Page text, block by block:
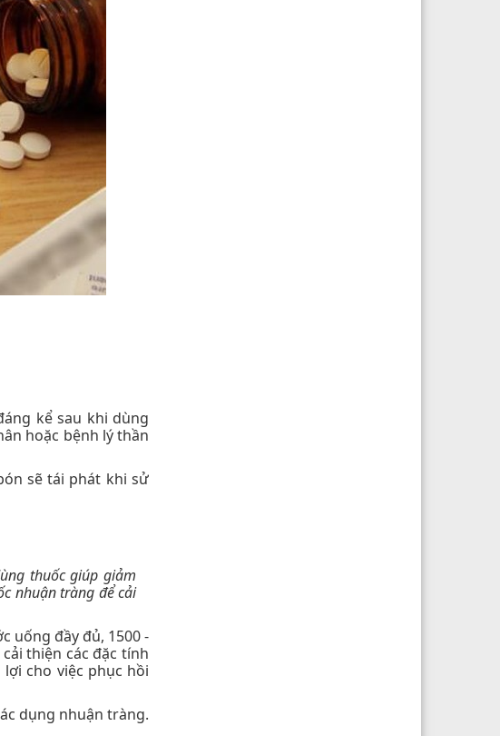
kể sau khi dùng
hoặc bệnh lý thần
sẽ tái phát khi sử
thuốc giúp giảm
nhuận tràng để cải
uống đầy đủ, 1500 -
thiện các đặc tính
cho việc phục hồi
dụng nhuận tràng.